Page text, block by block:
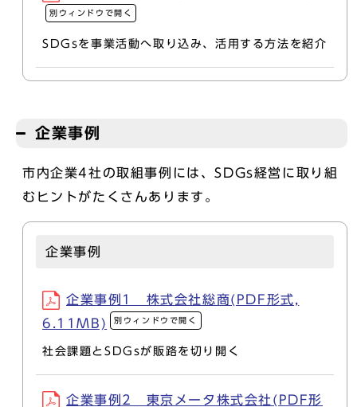
別ウィンドウで開く
SDGsを事業活動へ取り込み、活用する方法を紹介
企業事例
市内企業4社の取組事例には、SDGs経営に取り組
むヒントがたくさんあります。
企業事例
企業事例1 株式会社総商(PDF形式,
6.11MB)
別ウィンドウで開く
社会課題とSDGsが販路を切り開く
企業事例2 東京メータ株式会社(PDF形